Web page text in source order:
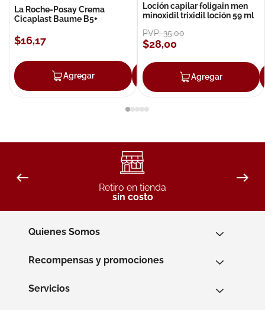
La Roche-Posay Crema
Cicaplast Baume B5+
$16,17
Agregar Agregar
Loción capilar foligain men
minoxidil trixidil loción 59 ml
PVP:35,00
$28,00
Agregar
Retiro en tienda
sin costo
Quienes Somos
Recompensas y promociones
Servicios